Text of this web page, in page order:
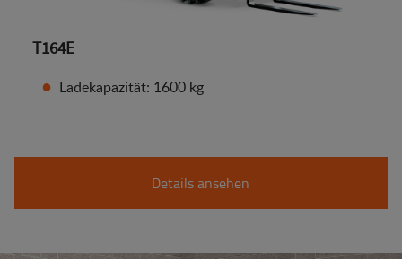
T164E
Ladekapazität: 1600 kg
Details ansehen